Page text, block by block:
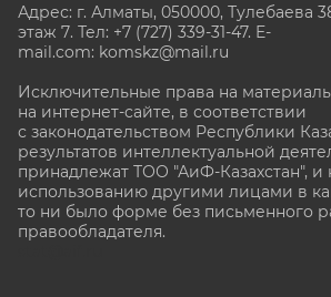
Адрес: г. Алматы, 050000, Тулебаева
этаж 7. Тел: +7 (727) 339-31-47. E-
mail.com: komskz@mail.ru
Исключительные права на
на интернет-сайте, в соответствии
с законодательством Республики
результатов интеллектуальной
принадлежат ТОО "АиФ-Казахстан", и
использованию другими лицами в
то ни было форме без письменного
правообладателя.